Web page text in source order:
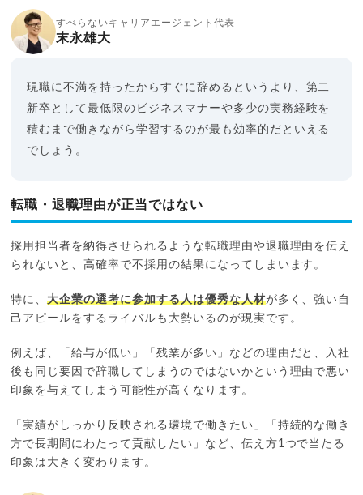
すべらないキャリアエージェント代表
末永雄大
現職に不満を持ったからすぐに辞めるというより、第二
新卒として最低限のビジネスマナーや多少の実務経験を
積むまで働きながら学習するのが最も効率的だといえる
でしょう。
転職・退職理由が正当ではない
採用担当者を納得させられるような転職理由や退職理由を伝え
られないと、高確率で不採用の結果になってしまいます。
特に、大企業の選考に参加する人は優秀な人材が多く、強い自
己アピールをするライバルも大勢いるのが現実です。
例えば、「給与が低い」「残業が多い」などの理由だと、入社
後も同じ要因で辞職してしまうのではないかという理由で悪い
印象を与えてしまう可能性が高くなります。
「実績がしっかり反映される環境で働きたい」「持続的な働き
方で長期間にわたって貢献したい」など、伝え方1つで当たる
印象は大きく変わります。